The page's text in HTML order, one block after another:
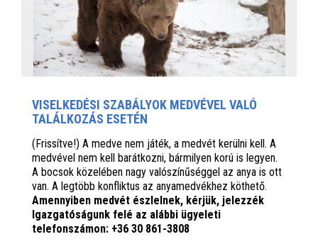
VISELKEDÉSI SZABÁLYOK MEDVÉVEL VALÓ
TALÁLKOZÁS ESETÉN
(Frissítve!) A medve nem játék, a medvét kerülni kell. A
medvével nem kell barátkozni, bármilyen korú is legyen.
A bocsok közelében nagy valószínűséggel az anya is ott
van. A legtöbb konfliktus az anyamedvékhez köthető.
Amennyiben medvét észlelnek, kérjük, jelezzék
Igazgatóságunk felé az alábbi ügyeleti
telefonszámon: +36 30 861-3808